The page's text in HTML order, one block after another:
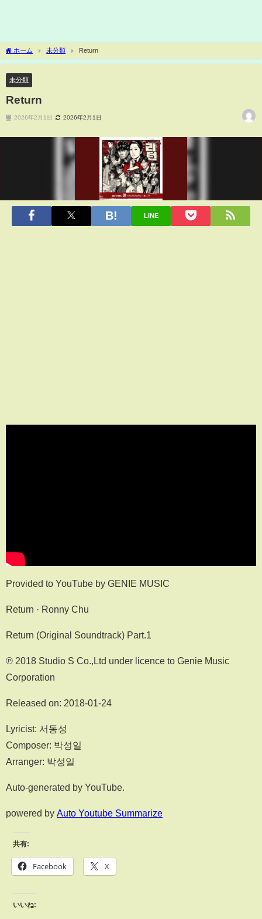
ホーム 未分類 Return
未分類
Return
2026年2月1日 2026年2月1日
LINE
Provided to YouTube by GENIE MUSIC
Return · Ronny Chu
Return (Original Soundtrack) Part.1
℗ 2018 Studio S Co.,Ltd under licence to Genie Music
Corporation
Released on: 2018-01-24
Lyricist: 서동성
Composer: 박성일
Arranger: 박성일
Auto-generated by YouTube.
powered by Auto Youtube Summarize
共有:
Facebook X
いいね: